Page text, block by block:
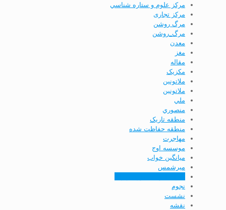
مركز علوم و ستاره شناسي
مرکز تجاری
مرگ روشن
مرگ_روشن
معدن
مغز
مقاله
مکزیک
ملاتونين
ملاتونین
ملي
منصوري
منطقه تاریک
منطقه حفاظت شده
مهاجرت
موسسه اوج
ميانگين خواب
ميرشمس
نجوم
نشست
نقشه